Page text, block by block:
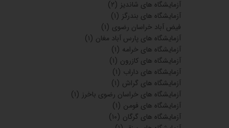
آزمایشگاه های شاندیز (۲)
آزمایشگاه های بندرگز (۱)
فیض آباد خراسان رضوی (۱)
آزمایشگاه های پارس آباد مغان (۱)
آزمایشگاه های خرامه (۱)
آزمایشگاه های کازرون (۱)
آزمایشگاه های داراب (۱)
آزمایشگاه های گراش (۱)
آزمایشگاه های خراسان رضوی باخرز (۱)
آزمایشگاه های فومن (۱)
آزمایشگاه های گرگان (۱۰)